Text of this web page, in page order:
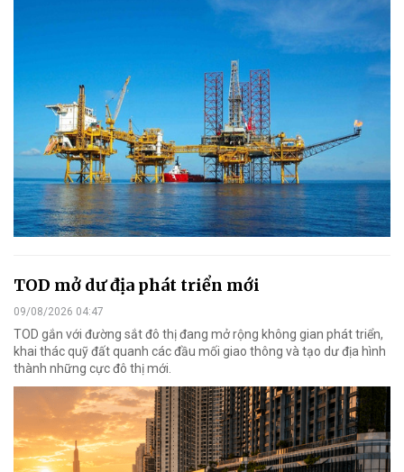
TOD mở dư địa phát triển mới
09/08/2026 04:47
TOD gắn với đường sắt đô thị đang mở rộng không gian phát triển,
khai thác quỹ đất quanh các đầu mối giao thông và tạo dư địa hình
thành những cực đô thị mới.